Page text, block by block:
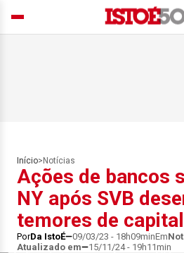
Início> Notícias
Ações de bancos
NY após SVB
temores de
PorDa IstoÉ 09/03/23 - 18h09minEm
Atualizado em
15/11/24 - 19h11min